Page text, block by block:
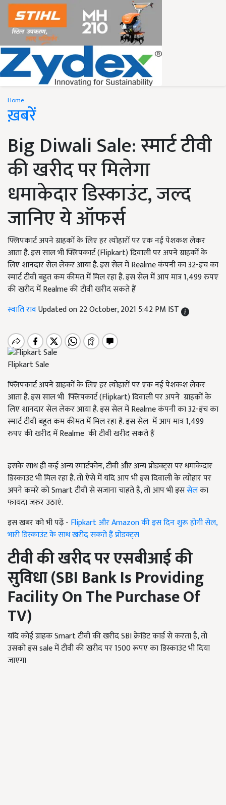
Home
ख़बरें
Big Diwali Sale: स्मार्ट टीवी
की खरीद पर मिलेगा
धमाकेदार डिस्काउंट, जल्द
जानिए ये ऑफर्स
फ्लिपकार्ट अपने ग्राहकों के लिए हर त्योहारों पर एक नई पेशकश लेकर
आता है. इस साल भी फ्लिपकार्ट (Flipkart) दिवाली पर अपने ग्राहकों के
लिए शानदार सेल लेकर आया है. इस सेल में Realme कंपनी का 32-इंच का
स्मार्ट टीवी बहुत कम कीमत में मिल रहा है. इस सेल में आप मात्र 1,499 रुपए
की खरीद में Realme की टीवी खरीद सकते हैं
स्वाति रावUpdated on 22 October, 2021 5:42 PM IST
Flipkart Sale
फ्लिपकार्ट अपने ग्राहकों के लिए हर त्योहारों पर एक नई पेशकश लेकर
आता है. इस साल भी फ्लिपकार्ट (Flipkart) दिवाली पर अपने ग्राहकों के
लिए शानदार सेल लेकर आया है. इस सेल में Realme कंपनी का 32-इंच का
स्मार्ट टीवी बहुत कम कीमत में मिल रहा है. इस सेल में आप मात्र 1,499
रुपए की खरीद में Realme की टीवी खरीद सकते हैं
इसके साथ ही कई अन्य स्मार्टफोन, टीवी और अन्य प्रोडक्ट्स पर धमाकेदार
डिस्काउंट भी मिल रहा है. तो ऐसे में यदि आप भी इस दिवाली के त्योहार पर
अपने कमरे को Smart टीवी से सजाना चाहते हैं, तो आप भी इससेलका
फायदा जरुर उठाएं.
इस खबर को भी पढ़ें - Flipkart और Amazon की इस दिन शुरू होगी सेल,
भारी डिस्काउंट के साथ खरीद सकते हैं प्रोडक्ट्स
टीवी की खरीद पर एसबीआई की
सुविधा (SBI Bank Is Providing
Facility On The Purchase Of
TV)
यदि कोई ग्राहक Smart टीवी की खरीद SBI क्रेडिट कार्ड से करता है, तो
उसको इस sale में टीवी की खरीद पर 1500 रूपए का डिस्काउंट भी दिया
जाएगा